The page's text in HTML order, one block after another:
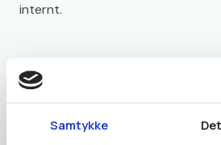
Samtykke
internt.
Feedback uden støj: En
Wireframes bliver først rigtigt